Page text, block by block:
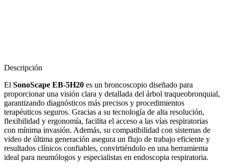
Descripción
El SonoScape EB-5H20 es un broncoscopio diseñado para
proporcionar una visión clara y detallada del árbol traqueobronquial,
garantizando diagnósticos más precisos y procedimientos
terapéuticos seguros. Gracias a su tecnología de alta resolución,
flexibilidad y ergonomía, facilita el acceso a las vías respiratorias
con mínima invasión. Además, su compatibilidad con sistemas de
video de última generación asegura un flujo de trabajo eficiente y
resultados clínicos confiables, convirtiéndolo en una herramienta
ideal para neumólogos y especialistas en endoscopia respiratoria.